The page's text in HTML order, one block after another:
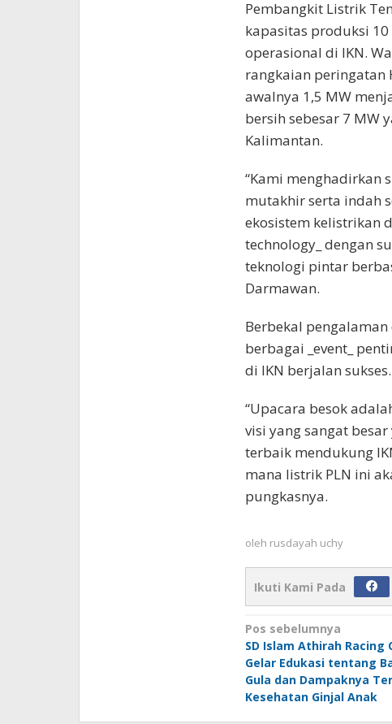
Pembangkit Listrik
kapasitas produksi
operasional di IKN.
rangkaian peringatan
awalnya 1,5 MW
bersih sebesar 7 MW
Kalimantan.
“Kami menghadirkan
mutakhir serta indah
ekosistem kelistrikan
technology_ dengan
teknologi pintar
Darmawan.
Berbekal
berbagai _event_
di IKN berjalan sukses.
“Upacara besok
visi yang sangat
terbaik mendukung
mana listrik PLN ini
pungkasnya.
oleh rusdayah uchy
Ikuti Kami Pada
Navigasi
pos
Pos sebelumnya
SD Islam Athirah Racing
Gelar Edukasi tentang
Gula dan Dampaknya
Kesehatan Ginjal Anak